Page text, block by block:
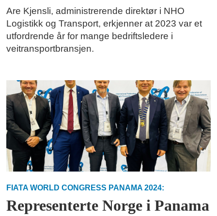
Are Kjensli, administrerende direktør i NHO
Logistikk og Transport, erkjenner at 2023 var et
utfordrende år for mange bedriftsledere i
veitransportbransjen.
FIATA WORLD CONGRESS PANAMA 2024:
Representerte Norge i Panama